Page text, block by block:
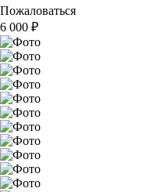
Пожаловаться
6 000 ₽